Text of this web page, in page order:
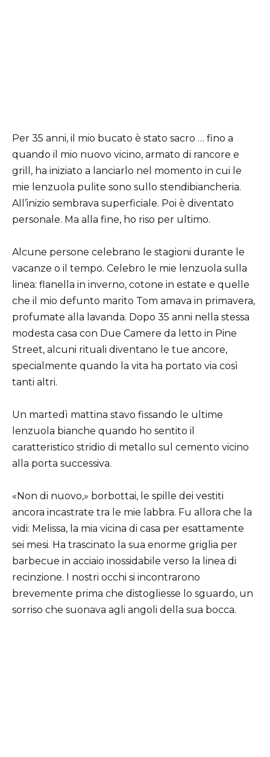
Per 35 anni, il mio bucato è stato sacro … fino a
quando il mio nuovo vicino, armato di rancore e
grill, ha iniziato a lanciarlo nel momento in cui le
mie lenzuola pulite sono sullo stendibiancheria.
All’inizio sembrava superficiale. Poi è diventato
personale. Ma alla fine, ho riso per ultimo.
Alcune persone celebrano le stagioni durante le
vacanze o il tempo. Celebro le mie lenzuola sulla
linea: flanella in inverno, cotone in estate e quelle
che il mio defunto marito Tom amava in primavera,
profumate alla lavanda. Dopo 35 anni nella stessa
modesta casa con Due Camere da letto in Pine
Street, alcuni rituali diventano le tue ancore,
specialmente quando la vita ha portato via così
tanti altri.
Un martedì mattina stavo fissando le ultime
lenzuola bianche quando ho sentito il
caratteristico stridio di metallo sul cemento vicino
alla porta successiva.
«Non di nuovo,» borbottai, le spille dei vestiti
ancora incastrate tra le mie labbra. Fu allora che la
vidi: Melissa, la mia vicina di casa per esattamente
sei mesi. Ha trascinato la sua enorme griglia per
barbecue in acciaio inossidabile verso la linea di
recinzione. I nostri occhi si incontrarono
brevemente prima che distogliesse lo sguardo, un
sorriso che suonava agli angoli della sua bocca.